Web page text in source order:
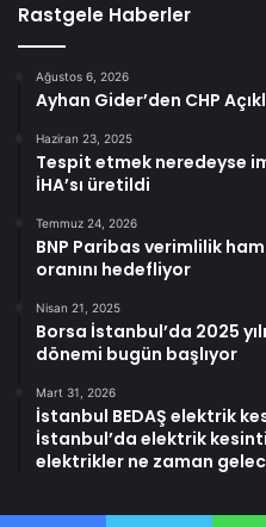
Rastgele Haberler
Ağustos 6, 2026
Ayhan Gider’den CHP
Haziran 23, 2025
Tespit etmek neredeyse
İHA’sı üretildi
Temmuz 24, 2026
BNP Paribas verimlilik
oranını hedefliyor
Nisan 21, 2025
Borsa İstanbul’da 2025
dönemi bugün başlıyor
Mart 31, 2026
İstanbul BEDAŞ elektrik
İstanbul’da elektrik
elektrikler ne zaman